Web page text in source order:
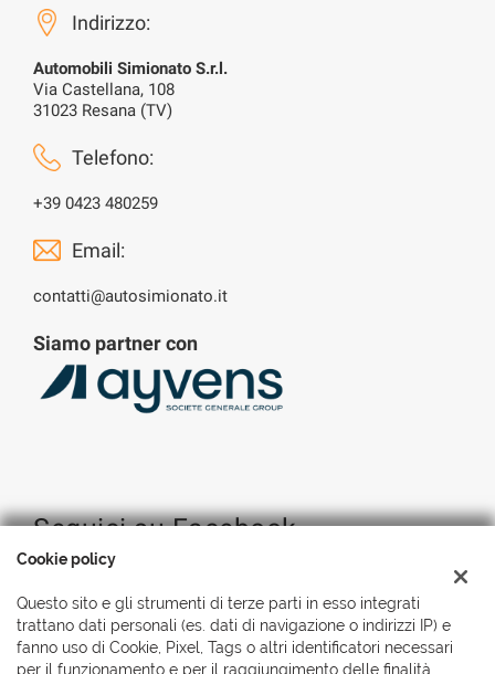
Indirizzo:
Automobili Simionato S.r.l.
Via Castellana, 108
31023 Resana (TV)
Telefono:
+39 0423 480259
Email:
contatti@autosimionato.it
Siamo partner con
Seguici su Facebook
Cookie policy
Questo sito e gli strumenti di terze parti in esso integrati
trattano dati personali (es. dati di navigazione o indirizzi IP) e
fanno uso di Cookie, Pixel, Tags o altri identificatori necessari
per il funzionamento e per il raggiungimento delle finalità